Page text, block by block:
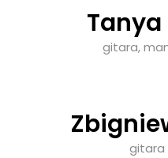
gitara,
gitara